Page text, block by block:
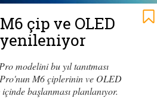
çip ve OLED
modelini bu yıl tanıtması
M6 çiplerinin ve OLED
başlanması planlanıyor.